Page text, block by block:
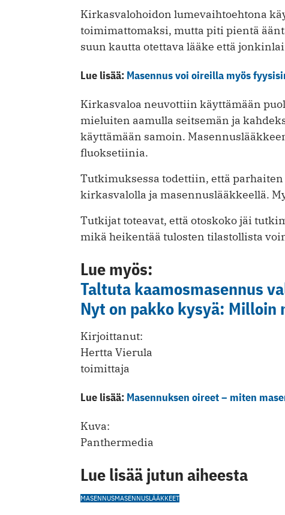
Kirkasvalohoidon lumevaihtoehtona
toimimattomaksi, mutta piti pientä
suun kautta otettava lääke että
Lue lisää: Masennus voi oireilla myös
Kirkasvaloa neuvottiin käyttämään
mieluiten aamulla seitsemän ja
käyttämään samoin.
fluoksetiinia.
Tutkimuksessa todettiin, että
kirkasvalolla ja masennuslääkkeellä.
Tutkijat toteavat, että otoskoko jäi
mikä heikentää tulosten tilastollista
Lue myös:
Taltuta kaamosmasennus
Nyt on pakko kysyä:
Kirjoittanut:
Hertta Vierula
toimittaja
Lue lisää: Masennuksen oireet – miten
Kuva:
Panthermedia
Lue lisää jutun aiheesta
MASENNUSMASENNUSLÄÄKKEET